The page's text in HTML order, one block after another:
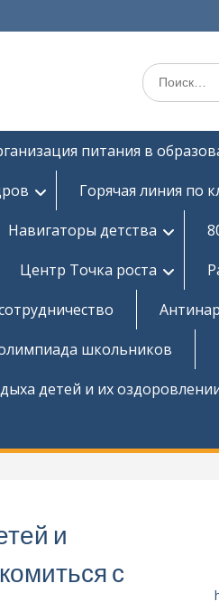
Поиск
по:
питания в
Горячая линия по
Навигаторы детства
Центр Точка роста
олимпиада школьников
детей и их
и
с